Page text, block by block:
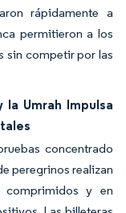
rápidamente a
permitieron a los
sin competir por las
Umrah Impulsa
concentrado
peregrinos realizan
comprimidos y en